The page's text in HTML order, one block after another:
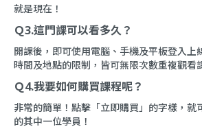
就是現在！
Ｑ3.這門課可以看多久？
開課後，即可使用電腦、手機及平板登入上
時間及地點的限制，皆可無限次數重複觀看
Ｑ4.我要如何購買課程呢？
非常的簡單！點擊「立即購買」的字樣，就
的其中一位學員！